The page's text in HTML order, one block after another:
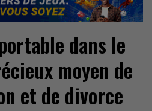
dans le
moyen de
et de divorce